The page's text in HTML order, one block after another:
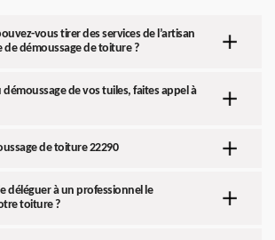
vous tirer des services de l’artisan
de démoussage de toiture ?
de vos tuiles, faites appel à
de toiture 22290
déléguer à un professionnel le
toiture ?